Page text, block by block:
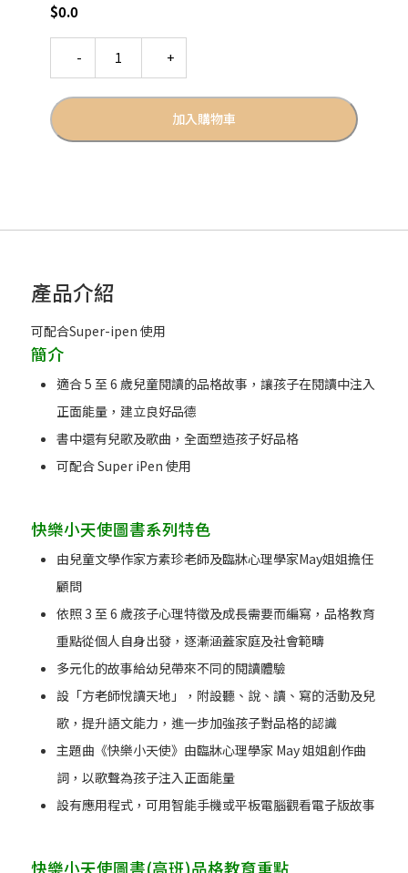
$0.0
加入購物車
產品介紹
可配合Super-ipen 使用
簡介
適合 5 至 6 歲兒童閱讀的品格故事，讓孩子在閱讀中注入
正面能量，建立良好品德
書中還有兒歌及歌曲，全面塑造孩子好品格
可配合 Super iPen 使用
快樂小天使圖書系列特色
由兒童文學作家方素珍老師及臨牀心理學家May姐姐擔任
顧問
依照 3 至 6 歲孩子心理特徵及成長需要而編寫，品格教育
重點從個人自身出發，逐漸涵蓋家庭及社會範疇
多元化的故事給幼兒帶來不同的閱讀體驗
設「方老師悅讀天地」，附設聽、說、讀、寫的活動及兒
歌，提升語文能力，進一步加強孩子對品格的認識
主題曲《快樂小天使》由臨牀心理學家 May 姐姐創作曲
詞，以歌聲為孩子注入正面能量
設有應用程式，可用智能手機或平板電腦觀看電子版故事
快樂小天使圖書(高班)品格教育重點